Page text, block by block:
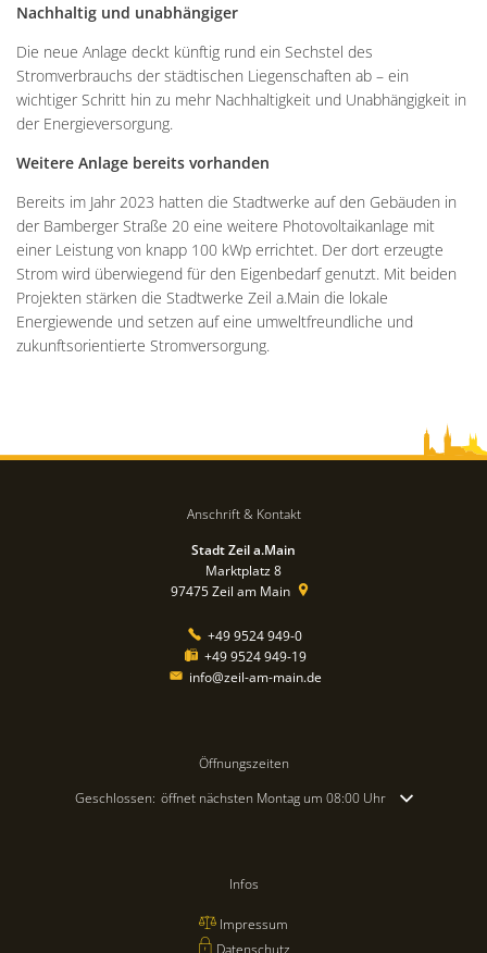
Nachhaltig und unabhängiger
Die neue Anlage deckt künftig rund ein Sechstel des
Stromverbrauchs der städtischen Liegenschaften ab – ein
wichtiger Schritt hin zu mehr Nachhaltigkeit und Unabhängigkeit in
der Energieversorgung.
Weitere Anlage bereits vorhanden
Bereits im Jahr 2023 hatten die Stadtwerke auf den Gebäuden in
der Bamberger Straße 20 eine weitere Photovoltaikanlage mit
einer Leistung von knapp 100 kWp errichtet. Der dort erzeugte
Strom wird überwiegend für den Eigenbedarf genutzt. Mit beiden
Projekten stärken die Stadtwerke Zeil a.Main die lokale
Energiewende und setzen auf eine umweltfreundliche und
zukunftsorientierte Stromversorgung.
Anschrift & Kontakt
Stadt Zeil a.Main
Marktplatz 8
97475Zeil am Main
+49 9524 949-0
+49 9524 949-19
info@zeil-am-main.de
Öffnungszeiten
Klicken, um weitere Öffnungs- oder Schließzeiten auszublenden
Geschlossen: öffnet nächsten Montag um 08:00 Uhr
Infos
Impressum
Datenschutz